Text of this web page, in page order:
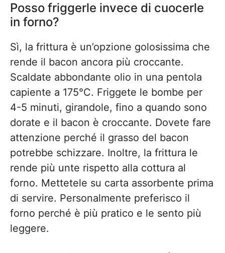
Posso friggerle invece di cuocerle
in forno?
Sì, la frittura è un’opzione golosissima che
rende il bacon ancora più croccante.
Scaldate abbondante olio in una pentola
capiente a 175°C. Friggete le bombe per
4-5 minuti, girandole, fino a quando sono
dorate e il bacon è croccante. Dovete fare
attenzione perché il grasso del bacon
potrebbe schizzare. Inoltre, la frittura le
rende più unte rispetto alla cottura al
forno. Mettetele su carta assorbente prima
di servire. Personalmente preferisco il
forno perché è più pratico e le sento più
leggere.